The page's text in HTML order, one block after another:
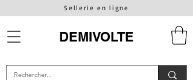
Sellerie en ligne
DEMIVOLTE